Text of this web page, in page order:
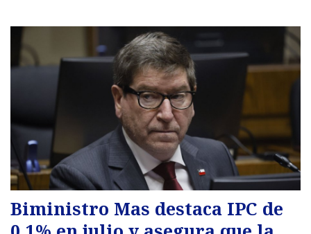
Biministro Mas destaca IPC de